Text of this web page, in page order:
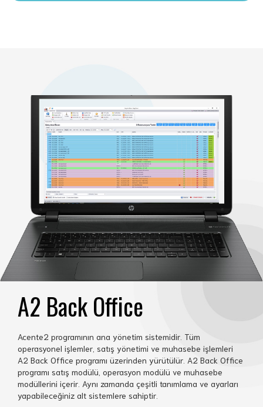
A2 Back Office
Acente2 programının ana yönetim sistemidir. Tüm
operasyonel işlemler, satış yönetimi ve muhasebe işlemleri
A2 Back Office programı üzerinden yürütülür. A2 Back Office
programı satış modülü, operasyon modülü ve muhasebe
modüllerini içerir. Aynı zamanda çeşitli tanımlama ve ayarları
yapabileceğiniz alt sistemlere sahiptir.